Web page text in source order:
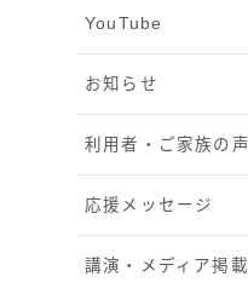
YouTube
お知らせ
利用者・ご家族の声
応援メッセージ
講演・メディア掲載